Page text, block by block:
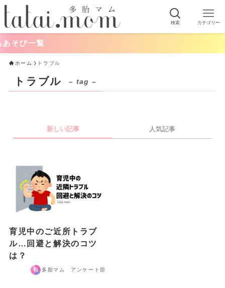
検索 カテゴリー
そび一覧
ホーム トラブル
トラブル – tag –
新しい記事 人気記事
育児中のご近所トラブ
ル…回避と解決のコツ
は？
多胎マム アンケート部